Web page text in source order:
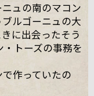
ュの南のマコン
ルゴーニュの大
に出会ったそう
トーズの事務を
作っていたの